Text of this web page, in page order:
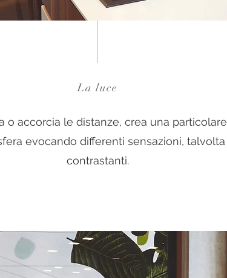
La luce
o accorcia le distanze, crea una particolare
evocando differenti sensazioni, talvolta
contrastanti.